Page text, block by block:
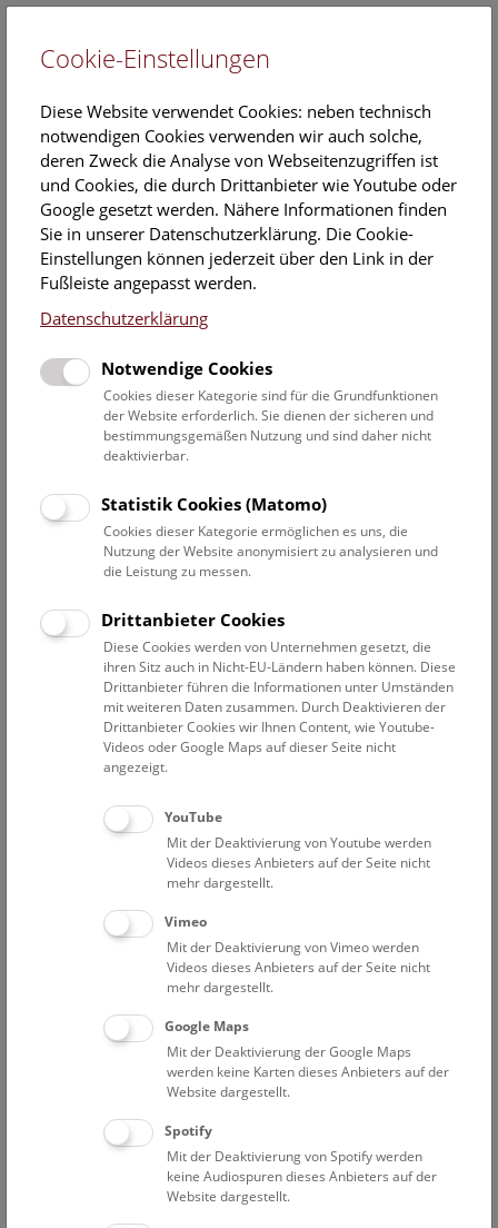
EN
Stefan Agnezy
Position:
Museumspädagogische
Vermittlung
Kontakt:
Stefan.Agnezy@NHM.AT
Mitarbeiterübersicht Naturhistorisches Museum
Wissenschaftskommunikation
Adamovic Alexandra
Anmeldung
Fernandez Coll Meritxell
Museumspädagogische Vermittlung
Goldmann Christoph
Mitarbeiter Wissenschaftskommunikation
Hantschk Andreas
Leitung Umweltbildung indoor
Harker-Schuch Inez
Museumspädagogische Vermittlung
Hirsch Barbara
Vermittlerin
Hollinetz Marianne Sophie
Museumspädagogische Vermittlung
Museumspädagogische Vermittlung
Krb Gabriele
Mitarbeiterin in der Außenstelle in Petronell
Cookie-Einstellungen
Diese Website verwendet Cookies: neben technisch
notwendigen Cookies verwenden wir auch solche,
deren Zweck die Analyse von Webseitenzugriffen ist
und Cookies, die durch Drittanbieter wie Youtube oder
Google gesetzt werden. Nähere Informationen finden
Sie in unserer Datenschutzerklärung. Die Cookie-
Einstellungen können jederzeit über den Link in der
Fußleiste angepasst werden.
Datenschutzerklärung
Notwendige Cookies
Cookies dieser Kategorie sind für die Grundfunktionen
der Website erforderlich. Sie dienen der sicheren und
bestimmungsgemäßen Nutzung und sind daher nicht
deaktivierbar.
Statistik Cookies (Matomo)
Cookies dieser Kategorie ermöglichen es uns, die
Nutzung der Website anonymisiert zu analysieren und
die Leistung zu messen.
Drittanbieter Cookies
Diese Cookies werden von Unternehmen gesetzt, die
ihren Sitz auch in Nicht-EU-Ländern haben können. Diese
Drittanbieter führen die Informationen unter Umständen
mit weiteren Daten zusammen. Durch Deaktivieren der
Drittanbieter Cookies wir Ihnen Content, wie Youtube-
Videos oder Google Maps auf dieser Seite nicht
angezeigt.
YouTube
Mit der Deaktivierung von Youtube werden
Videos dieses Anbieters auf der Seite nicht
mehr dargestellt.
Vimeo
Mit der Deaktivierung von Vimeo werden
Videos dieses Anbieters auf der Seite nicht
mehr dargestellt.
Google Maps
Mit der Deaktivierung der Google Maps
werden keine Karten dieses Anbieters auf der
Website dargestellt.
Spotify
Mit der Deaktivierung von Spotify werden
keine Audiospuren dieses Anbieters auf der
Website dargestellt.